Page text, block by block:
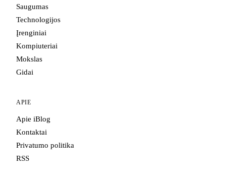
Saugumas
Technologijos
Įrenginiai
Kompiuteriai
Mokslas
Gidai
APIE
Apie iBlog
Kontaktai
Privatumo politika
RSS